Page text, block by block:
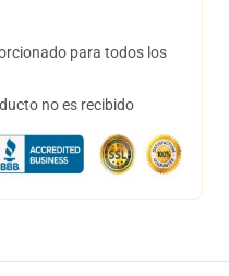
para todos los
no es recibido